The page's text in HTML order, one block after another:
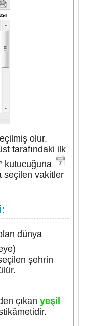
olur.
tarafındaki ilk
kutucuğuna
seçilen vakitler
dünya
şehrin
çıkan yeşil